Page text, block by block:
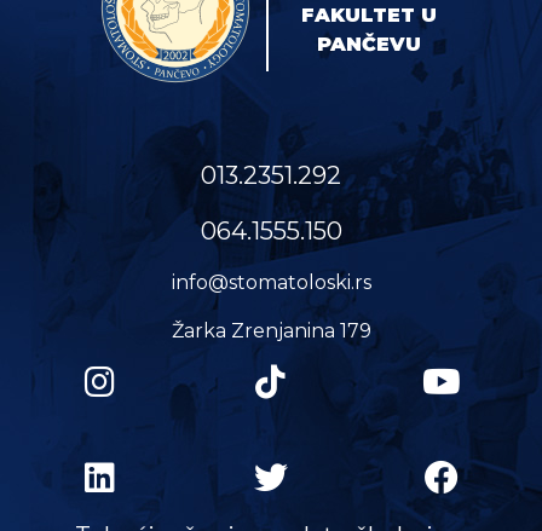
FAKULTET U
PANČEVU
013.2351.292
064.1555.150
info@stomatoloski.rs
Žarka Zrenjanina 179